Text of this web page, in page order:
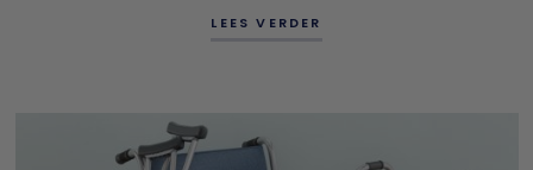
LEES VERDER